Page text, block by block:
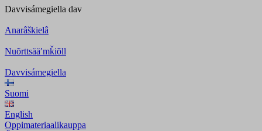
Davvisámegiella dav
Anarâškielâ
Nuõrttsääʹmǩiõll
Davvisámegiella
Suomi
English
Oppimateriaalikauppa